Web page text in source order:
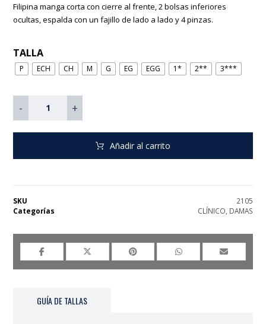
Filipina manga corta con cierre al frente, 2 bolsas inferiores
ocultas, espalda con un fajillo de lado a lado y 4 pinzas.
TALLA
P ECH CH M G EG EGG 1* 2** 3***
- +
Añadir al carrito
SKU
2105
Categorías
CLÍNICO, DAMAS
GUÍA DE TALLAS